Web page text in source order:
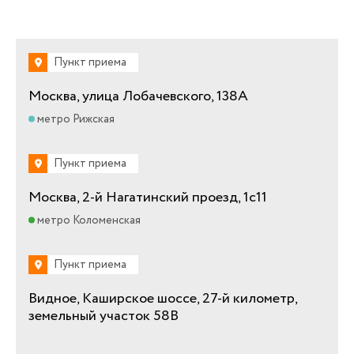
Пункт приема
Москва, улица Лобачевского, 138А
метро Рижская
Пункт приема
Москва, 2-й Нагатинский проезд, 1с11
метро Коломенская
Пункт приема
Видное, Каширское шоссе, 27-й километр,
земельный участок 58В